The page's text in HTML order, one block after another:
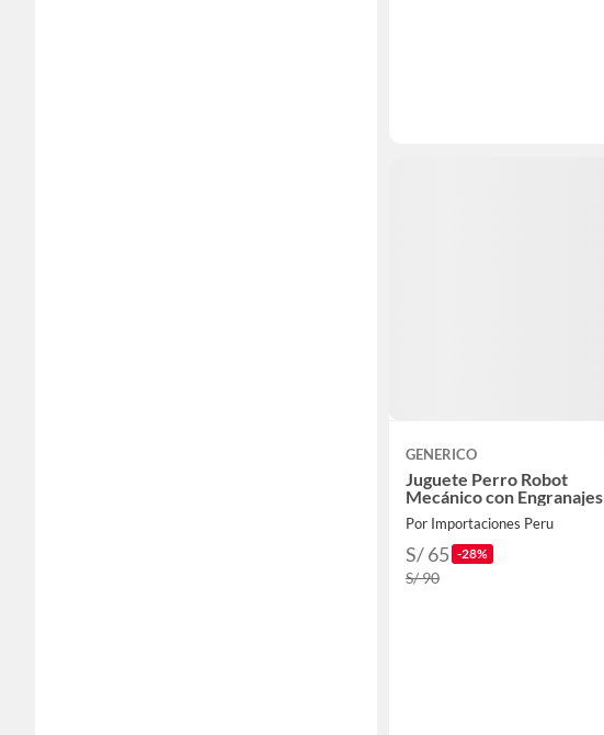
GENERICO
Juguete Perro Robot
Mecánico con Engranajes
Por Importaciones Peru
S/ 65 -28%
S/ 90